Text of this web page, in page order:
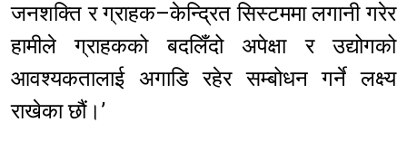
जनशक्ति र ग्राहक–केन्द्रित सिस्टममा लगानी गरेर
हामीले ग्राहकको बदलिँदो अपेक्षा र उद्योगको
आवश्यकतालाई अगाडि रहेर सम्बोधन गर्ने लक्ष्य
राखेका छौं।’